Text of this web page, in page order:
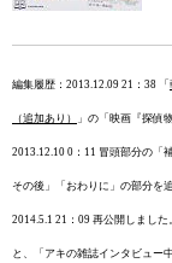
編集履歴：2013.12.09 21：38 「
（追加あり） 」の「映画『探偵
2013.12.10 0：11 冒頭部分の「
その後」「おわりに」の部分を
2014.5.1 21：09 再公開しまし
と、 「 アキの雑誌インタビュー